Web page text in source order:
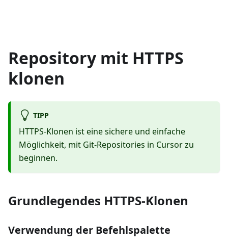
Repository mit HTTPS
klonen
TIPP
HTTPS-Klonen ist eine sichere und einfache
Möglichkeit, mit Git-Repositories in Cursor zu
beginnen.
Grundlegendes HTTPS-Klonen
Verwendung der Befehlspalette